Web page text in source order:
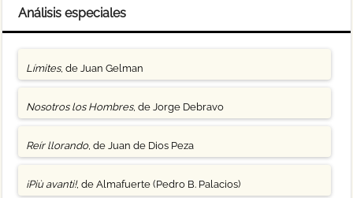
Análisis especiales
Límites, de Juan Gelman
Nosotros los Hombres, de Jorge Debravo
Reír llorando, de Juan de Dios Peza
¡Più avanti!, de Almafuerte (Pedro B. Palacios)